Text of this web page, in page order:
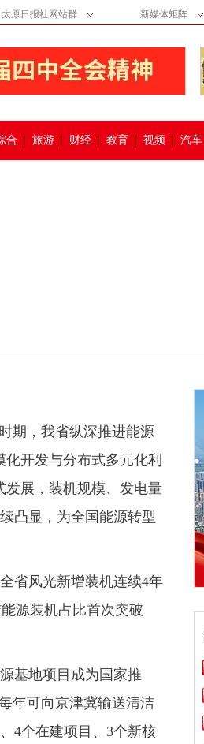
太原日报社网站群 新媒体矩阵
合 旅游 财经 教育 视频 汽车
期，我省纵深推进能源
开发与分布式多元化利
发展，装机规模、发电量
凸显，为全国能源转型
省风光新增装机连续4年
源装机占比首次突破
基地项目成为国家推
年可向京津冀输送清洁
4个在建项目、3个新核